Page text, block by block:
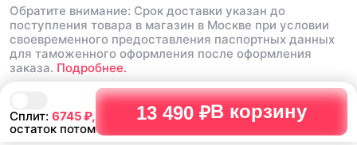
Сплит: 6745₽,
остаток потом
13 490 ₽В корзину
Обратите внимание: Срок доставки указан до
поступления товара в магазин в Москве при условии
своевременного предоставления паспортных данных
для таможенного оформления после оформления
заказа. Подробнее.